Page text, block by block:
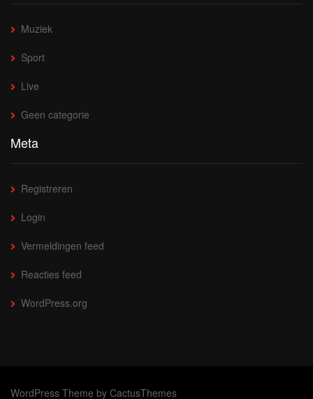
Muziek
Sport
Live
Geen categorie
Meta
Registreren
Login
Vermeldingen feed
Reacties feed
WordPress.org
WordPress Theme by CactusThemes